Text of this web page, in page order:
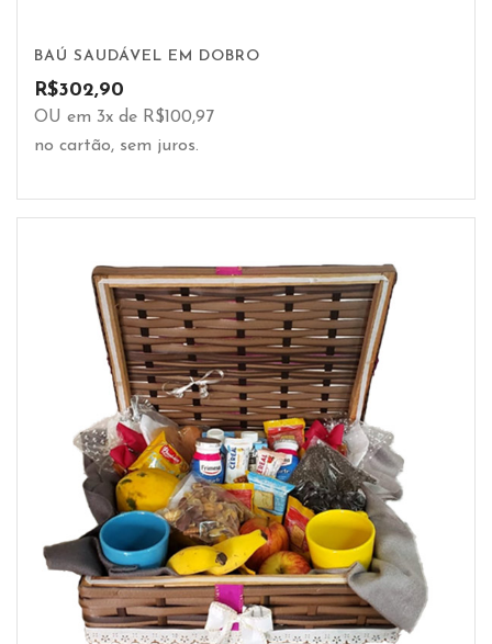
BAÚ SAUDÁVEL EM DOBRO
R$302,90
OU em 3x de R$100,97
no cartão, sem juros.